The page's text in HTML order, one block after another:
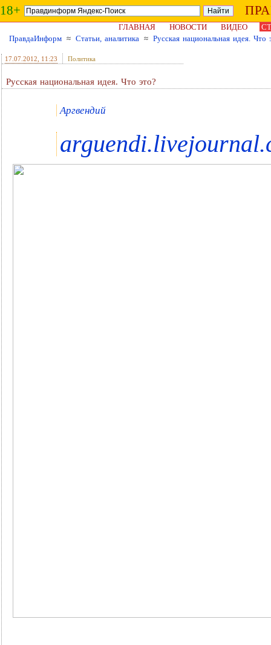
18+
ГЛАВНАЯ НОВОСТИ ВИДЕО
ПравдаИнформ ≈ Статьи, аналитика ≈ Русская национальная идея. Что
17.07.2012 , 11:23 Политика
Русская национальная идея. Что это?
Аргвендий